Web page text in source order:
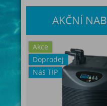
AKČNÍ
Akce
Doprodej
Náš TIP